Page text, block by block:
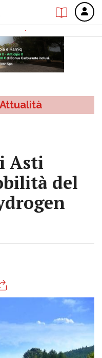
Attualità
Asti
del